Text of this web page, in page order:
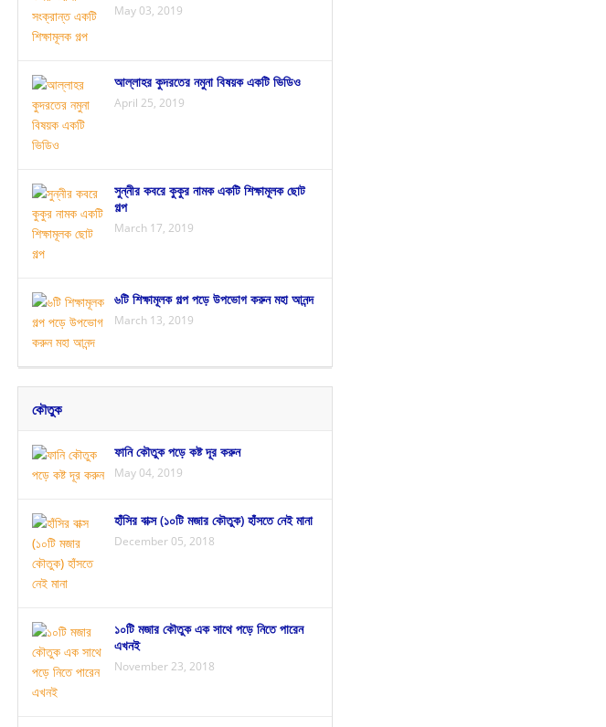
May 03, 2019
আল্লাহর কুদরতের নমুনা বিষয়ক একটি ভিডিও
April 25, 2019
সুন্নীর কবরে কুকুর নামক একটি শিক্ষামূলক ছোট
গল্প
March 17, 2019
৬টি শিক্ষামূলক গল্প পড়ে উপভোগ করুন মহা আনন্দ
March 13, 2019
কৌতুক
ফানি কৌতুক পড়ে কষ্ট দূর করুন
May 04, 2019
হাঁসির বাক্স (১০টি মজার কৌতুক) হাঁসতে নেই মানা
December 05, 2018
১০টি মজার কৌতুক এক সাথে পড়ে নিতে পারেন
এখনই
November 23, 2018